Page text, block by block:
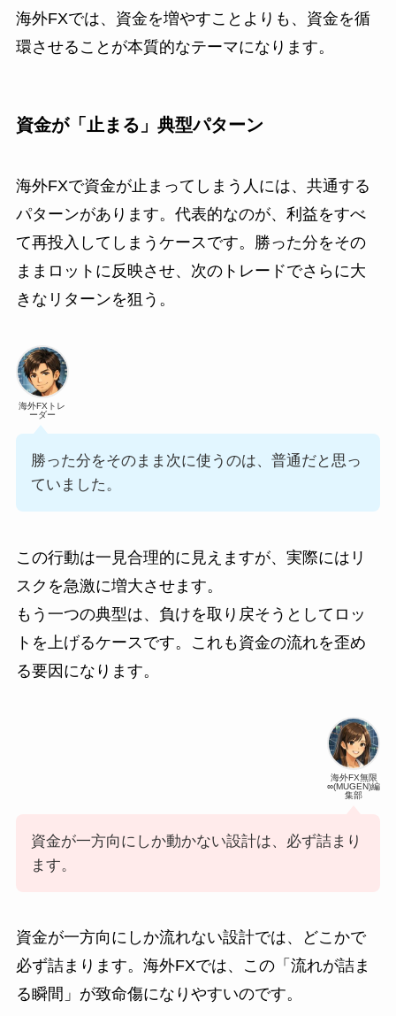
海外FXでは、資金を増やすことよりも、資金を循
環させることが本質的なテーマになります。
資金が「止まる」典型パターン
海外FXで資金が止まってしまう人には、共通する
パターンがあります。代表的なのが、利益をすべ
て再投入してしまうケースです。勝った分をその
ままロットに反映させ、次のトレードでさらに大
きなリターンを狙う。
海外FXトレ
ーダー
勝った分をそのまま次に使うのは、普通だと思っ
ていました。
この行動は一見合理的に見えますが、実際にはリ
スクを急激に増大させます。
もう一つの典型は、負けを取り戻そうとしてロッ
トを上げるケースです。これも資金の流れを歪め
る要因になります。
海外FX無限
∞(MUGEN)編
集部
資金が一方向にしか動かない設計は、必ず詰まり
ます。
資金が一方向にしか流れない設計では、どこかで
必ず詰まります。海外FXでは、この「流れが詰ま
る瞬間」が致命傷になりやすいのです。